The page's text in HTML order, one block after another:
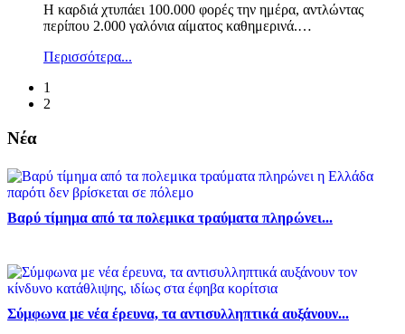
Η καρδιά χτυπάει 100.000 φορές την ημέρα, αντλώντας
περίπου 2.000 γαλόνια αίματος καθημερινά.…
Περισσότερα...
1
2
Νέα
Βαρύ τίμημα από τα πολεμικα τραύματα πληρώνει...
Σύμφωνα με νέα έρευνα, τα αντισυλληπτικά αυξάνουν...